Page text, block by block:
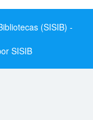
(SISIB) -
SISIB